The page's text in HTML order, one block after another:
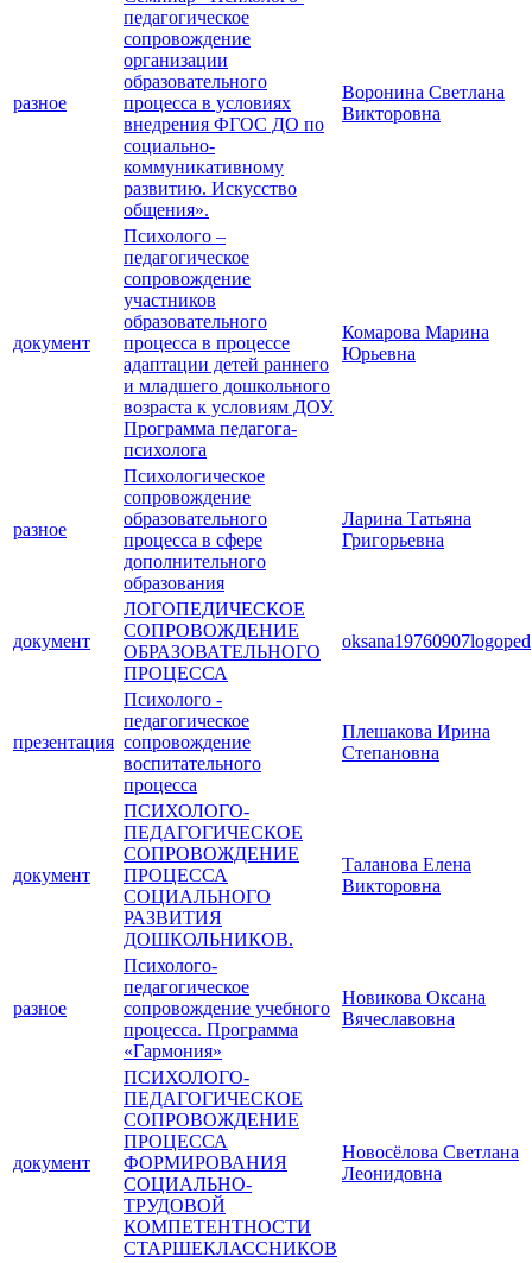
разное
педагогическое
сопровождение
организации
образовательного
процесса в условиях
внедрения ФГОС ДО по
социально-
коммуникативному
развитию. Искусство
общения».
Воронина Светлана
Викторовна
документ
Психолого –
педагогическое
сопровождение
участников
образовательного
процесса в процессе
адаптации детей раннего
и младшего дошкольного
возраста к условиям ДОУ.
Программа педагога-
психолога
Комарова Марина
Юрьевна
разное
Психологическое
сопровождение
образовательного
процесса в сфере
дополнительного
образования
Ларина Татьяна
Григорьевна
документ
ЛОГОПЕДИЧЕСКОЕ
СОПРОВОЖДЕНИЕ
ОБРАЗОВАТЕЛЬНОГО
ПРОЦЕССА
oksana19760907logoped
презентация
Психолого -
педагогическое
сопровождение
воспитательного
процесса
Плешакова Ирина
Степановна
документ
ПСИХОЛОГО-
ПЕДАГОГИЧЕСКОЕ
СОПРОВОЖДЕНИЕ
ПРОЦЕССА
СОЦИАЛЬНОГО
РАЗВИТИЯ
ДОШКОЛЬНИКОВ.
Таланова Елена
Викторовна
разное
Психолого-
педагогическое
сопровождение учебного
процесса. Программа
«Гармония»
Новикова Оксана
Вячеславовна
документ
ПСИХОЛОГО-
ПЕДАГОГИЧЕСКОЕ
СОПРОВОЖДЕНИЕ
ПРОЦЕССА
ФОРМИРОВАНИЯ
СОЦИАЛЬНО-
ТРУДОВОЙ
КОМПЕТЕНТНОСТИ
СТАРШЕКЛАССНИКОВ
Новосёлова Светлана
Леонидовна